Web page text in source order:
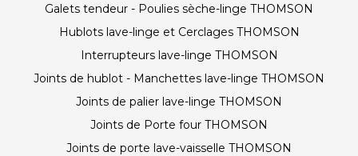
Galets tendeur - Poulies sèche-linge THOMSON
Hublots lave-linge et Cerclages THOMSON
Interrupteurs lave-linge THOMSON
Joints de hublot - Manchettes lave-linge THOMSON
Joints de palier lave-linge THOMSON
Joints de Porte four THOMSON
Joints de porte lave-vaisselle THOMSON